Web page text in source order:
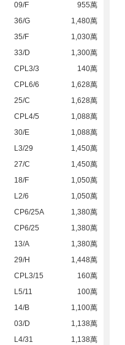
09/F
955萬
36/G
1,480萬
35/F
1,030萬
33/D
1,300萬
CPL3/3
140萬
CPL6/6
1,628萬
25/C
1,628萬
CPL4/5
1,088萬
30/E
1,088萬
L3/29
1,450萬
27/C
1,450萬
18/F
1,050萬
L2/6
1,050萬
CP6/25A
1,380萬
CP6/25
1,380萬
13/A
1,380萬
29/H
1,448萬
CPL3/15
160萬
L5/11
100萬
14/B
1,100萬
03/D
1,138萬
L4/31
1,138萬